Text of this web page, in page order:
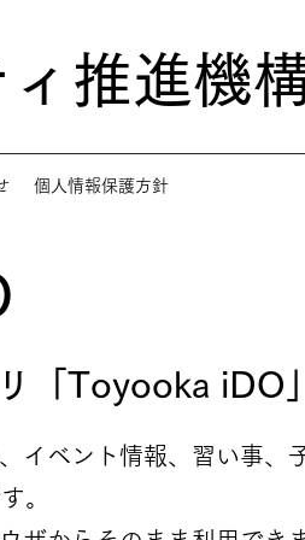
推進機
個人情報保護方針
「Toyooka iDO」
イベント情報、習い事、
。